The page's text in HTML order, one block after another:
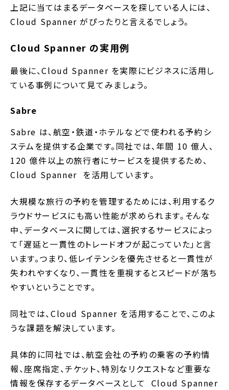
上記に当てはまるデータベースを探している人には、
Cloud Spanner がぴったりと言えるでしょう。
Cloud Spanner の実用例
最後に、Cloud Spanner を実際にビジネスに活用し
ている事例について見てみましょう。
Sabre
Sabre は、航空・鉄道・ホテルなどで使われる予約シ
ステムを提供する企業です。同社では、年間 10 億人、
120 億件以上の旅行者にサービスを提供するため、
Cloud Spanner を活用しています。
大規模な旅行の予約を管理するためには、利用するク
ラウドサービスにも高い性能が求められます。そんな
中、データベースに関しては、選択するサービスによっ
て「遅延と一貫性のトレードオフが起こっていた」と言
います。つまり、低レイテンシを優先させると一貫性が
失われやすくなり、一貫性を重視するとスピードが落ち
やすいということです。
同社では、Cloud Spanner を活用することで、このよ
うな課題を解決しています。
具体的に同社では、航空会社の予約の乗客の予約情
報、座席指定、チケット、特別なリクエストなど重要な
情報を保存するデータベースとして Cloud Spanner